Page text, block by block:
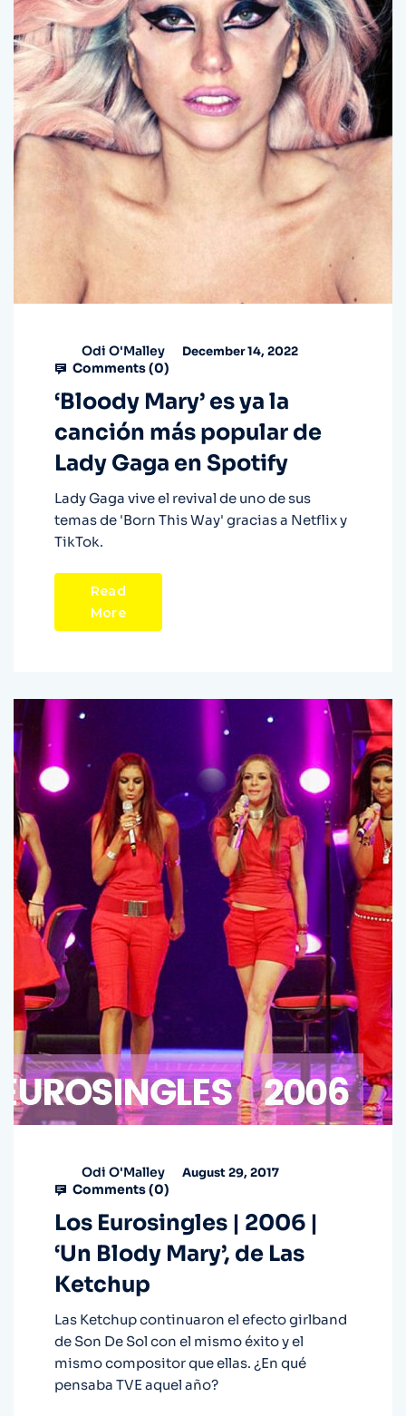
Odi O'Malley December 14, 2022
Comments (0)
‘Bloody Mary’ es ya la
canción más popular de
Lady Gaga en Spotify
Lady Gaga vive el revival de uno de sus
temas de 'Born This Way' gracias a Netflix y
TikTok.
Read
More
Odi O'Malley August 29, 2017
Comments (0)
Los Eurosingles | 2006 |
‘Un Blody Mary’, de Las
Ketchup
Las Ketchup continuaron el efecto girlband
de Son De Sol con el mismo éxito y el
mismo compositor que ellas. ¿En qué
pensaba TVE aquel año?